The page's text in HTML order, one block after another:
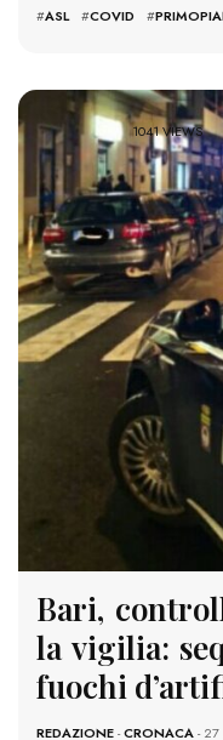
#ASL #COVID #
1041 VIEWS
Bari,
la vigilia:
fuochi
REDAZIONE-CRONACA- 27